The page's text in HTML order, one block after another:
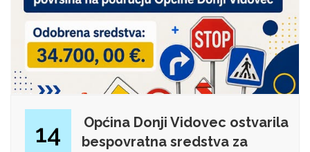
14
Općina Donji Vidovec ostvarila
bespovratna sredstva za